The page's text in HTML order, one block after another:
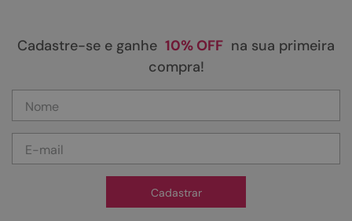
Cadastre-se e ganhe 10% OFF na sua primeira
compra!
Cadastrar